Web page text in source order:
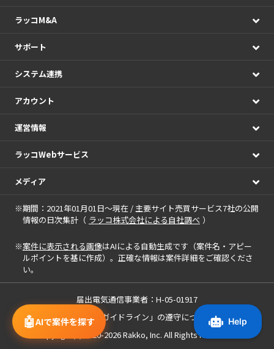
🤖AIで案件を探す
ラッコM&A
サポート
システム連携
アカウント
運営情報
ラッコWebサービス
メディア
※期間：2021年01月01日～現在 / 主要サイト売買サービス7社の公開
情報の日次集計（ ラッコ株式会社による自社調べ ）
※案件に表示される画像はAIによる自動生成です（案件名・アピー
ルポイントを基に作成）。正確な情報は案件詳細をご確認くださ
い。
届出電気通信事業者：H-05-01917
「中小M&Aガイドライン」の遵守について
Copyright(c) 2020-2026Rakko, Inc. All Rights Reserved.